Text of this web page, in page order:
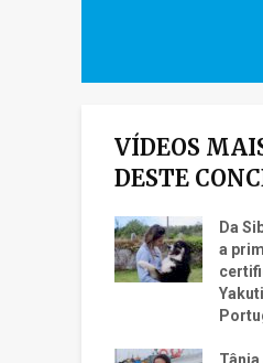
VÍDEOS
DESTE
Da
a